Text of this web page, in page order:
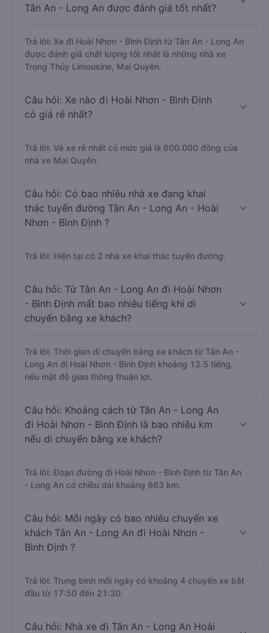
Tân An - Long An được đánh giá tốt nhất?
Trả lời: Xe đi Hoài Nhơn - Bình Định từ Tân An - Long An
được đánh giá chất lượng tốt nhất là những nhà xe
Trọng Thủy Limousine, Mai Quyên.
Câu hỏi: Xe nào đi Hoài Nhơn - Bình Định
có giá rẻ nhất?
Trả lời: Vé xe rẻ nhất có mức giá là 600.000 đồng của
nhà xe Mai Quyên.
Câu hỏi: Có bao nhiêu nhà xe đang khai
thác tuyến đường Tân An - Long An - Hoài
Nhơn - Bình Định ?
Trả lời: Hiện tại có 2 nhà xe khai thác tuyến đường.
Câu hỏi: Từ Tân An - Long An đi Hoài Nhơn
- Bình Định mất bao nhiêu tiếng khi di
chuyển bằng xe khách?
Trả lời: Thời gian di chuyển bằng xe khách từ Tân An -
Long An đi Hoài Nhơn - Bình Định khoảng 12.5 tiếng,
nếu mật độ giao thông thuận lợi.
Câu hỏi: Khoảng cách từ Tân An - Long An
đi Hoài Nhơn - Bình Định là bao nhiêu km
nếu di chuyển bằng xe khách?
Trả lời: Đoạn đường đi Hoài Nhơn - Bình Định từ Tân An
- Long An có chiều dài khoảng 663 km.
Câu hỏi: Mỗi ngày có bao nhiêu chuyến xe
khách Tân An - Long An đi Hoài Nhơn -
Bình Định ?
Trả lời: Trung bình mỗi ngày có khoảng 4 chuyến xe bắt
đầu từ 17:50 đến 21:30.
Câu hỏi: Nhà xe đi Tân An - Long An Hoài